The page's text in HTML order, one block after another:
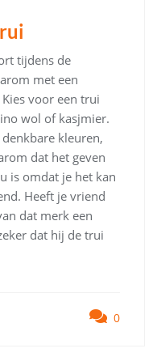
tijdens de
met een
voor een trui
wol of kasjmier.
kleuren,
dat het geven
is omdat je het kan
Heeft je vriend
dat merk een
dat hij de trui
0